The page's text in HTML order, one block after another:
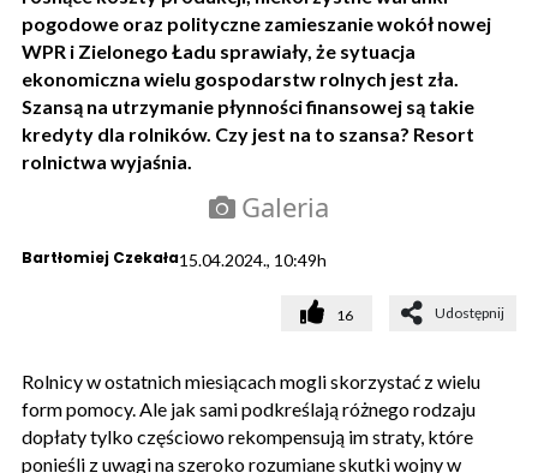
pogodowe oraz polityczne zamieszanie wokół nowej
WPR i Zielonego Ładu sprawiały, że sytuacja
ekonomiczna wielu gospodarstw rolnych jest zła.
Szansą na utrzymanie płynności finansowej są takie
kredyty dla rolników. Czy jest na to szansa? Resort
rolnictwa wyjaśnia.
Galeria
Bartłomiej Czekała15.04.2024., 10:49h
16 Udostępnij
Rolnicy w ostatnich miesiącach mogli skorzystać z wielu
form pomocy. Ale jak sami podkreślają różnego rodzaju
dopłaty tylko częściowo rekompensują im straty, które
ponieśli z uwagi na szeroko rozumiane skutki wojny w